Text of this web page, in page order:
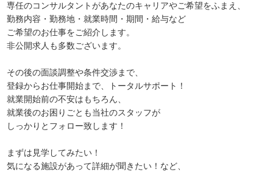
専任のコンサルタントがあなたのキャリアやご希望をふまえ、
勤務内容・勤務地・就業時間・期間・給与など
ご希望のお仕事をご紹介します。
非公開求人も多数ございます。
その後の面談調整や条件交渉まで、
登録からお仕事開始まで、トータルサポート！
就業開始前の不安はもちろん、
就業後のお困りごとも当社のスタッフが
しっかりとフォロー致します！
まずは見学してみたい！
気になる施設があって詳細が聞きたい！など、